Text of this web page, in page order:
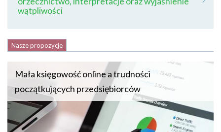
wątpliwości
Nasze propozycje
Mała księgowość online a trudności
początkujących przedsiębiorców